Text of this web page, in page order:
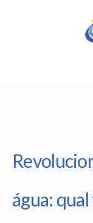
água: